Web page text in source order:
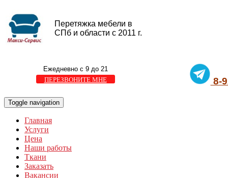
Перетяжка мебели в
СПб и области с 2011 г.
Ежедневно с 9 до 21
ПЕРЕЗВОНИТЕ МНЕ
8-
Toggle navigation
Главная
Услуги
Цена
Наши работы
Ткани
Заказать
Вакансии